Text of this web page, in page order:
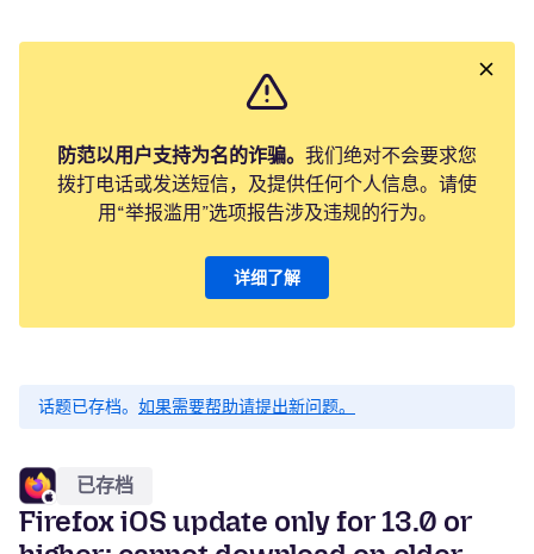
防范以用户支持为名的诈骗。 我们绝对不会要求您
拨打电话或发送短信，及提供任何个人信息。请使
用“举报滥用”选项报告涉及违规的行为。
详细了解
话题已存档。 如果需要帮助请提出新问题。
已存档
Firefox iOS update only for 13.0 or